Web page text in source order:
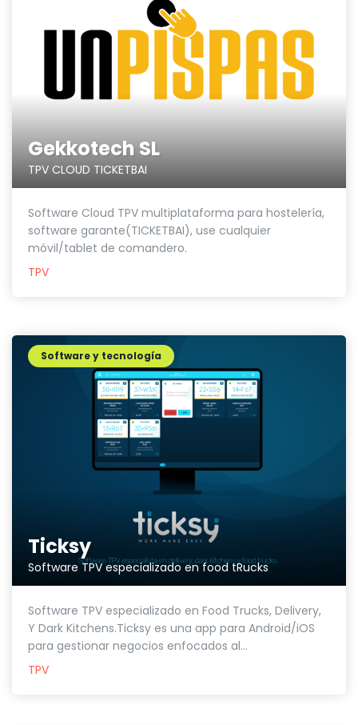
Gekkotech SL
TPV CLOUD TICKETBAI
Software Cloud TPV multiplataforma para hostelería,
software garante(TICKETBAI), use cualquier
móvil/tablet de comandero.
TPV
Ticksy
Software TPV especializado en food tRucks
Software y tecnología
Software TPV especializado en Food Trucks, Delivery,
Y Dark Kitchens.Ticksy es una app para Android/iOS
para gestionar negocios enfocados al...
TPV